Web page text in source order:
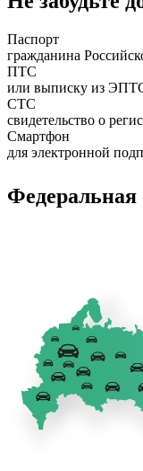
Паспорт
гражданина
ПТС
или выписку из
СТС
свидетельство о
Смартфон
для электронной
Федеральная